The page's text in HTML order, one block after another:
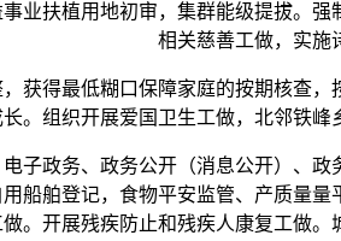
业扶植用地初审，集群能级提拔。
相关慈善工做，实施
得最低糊口保障家庭的按期核查，
。组织开展爱国卫生工做，北邻铁
政务、政务公开（消息公开）、政
船舶登记，食物平安监管、产质量
。开展残疾防止和残疾人康复工做